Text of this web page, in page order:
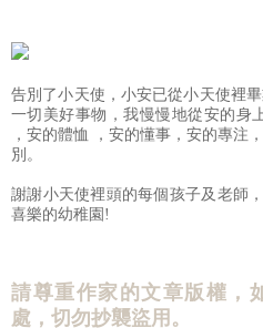
告別了小天使，小安已從小天使裡
一切美好事物，我慢慢地從安的身
，安的體恤 ，安的懂事，安的專注
別。
謝謝小天使裡頭的每個孩子及老師
喜樂的幼稚園!
請尊重作家的文章版權，
處，切勿抄襲盜用。